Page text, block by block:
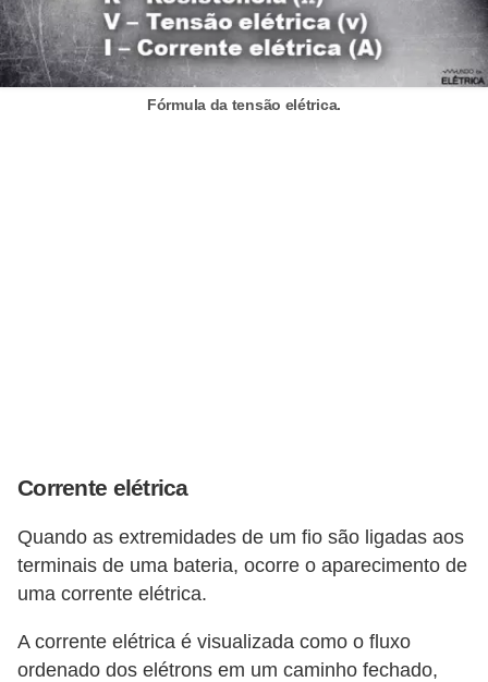
Fórmula da tensão elétrica.
Corrente elétrica
Quando as extremidades de um fio são ligadas aos
terminais de uma bateria, ocorre o aparecimento de
uma corrente elétrica.
A corrente elétrica é visualizada como o fluxo
ordenado dos elétrons em um caminho fechado,
ç
a
v
r
i
c
i
d